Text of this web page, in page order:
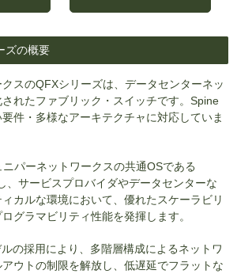
ズの概要
スのQFXシリーズは、データセンターネッ
されたファブリック・スイッチです。Spine
件・多様なアーキテクチャに対応していま
パーネットワークスの共通OSである
、サービスプロバイダやデータセンターな
カルな環境において、優れたスケーラビリ
グラマビリティ性能を発揮します。
の採用により、多階層構成によるネットワ
ウトの制限を解放し、低遅延でフラットな